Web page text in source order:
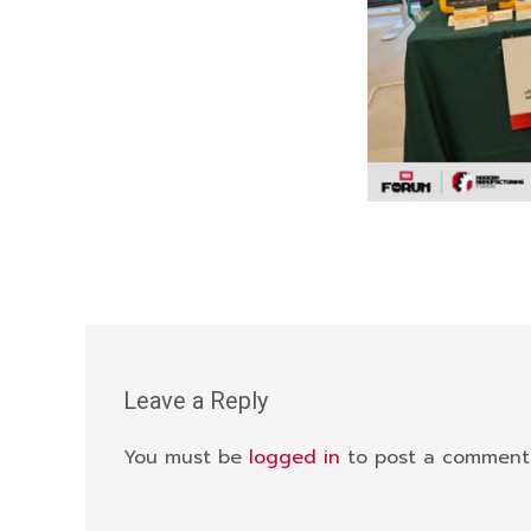
Leave a Reply
You must be logged in to post a